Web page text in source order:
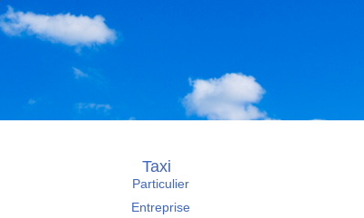
Taxi
Particulier
Entreprise